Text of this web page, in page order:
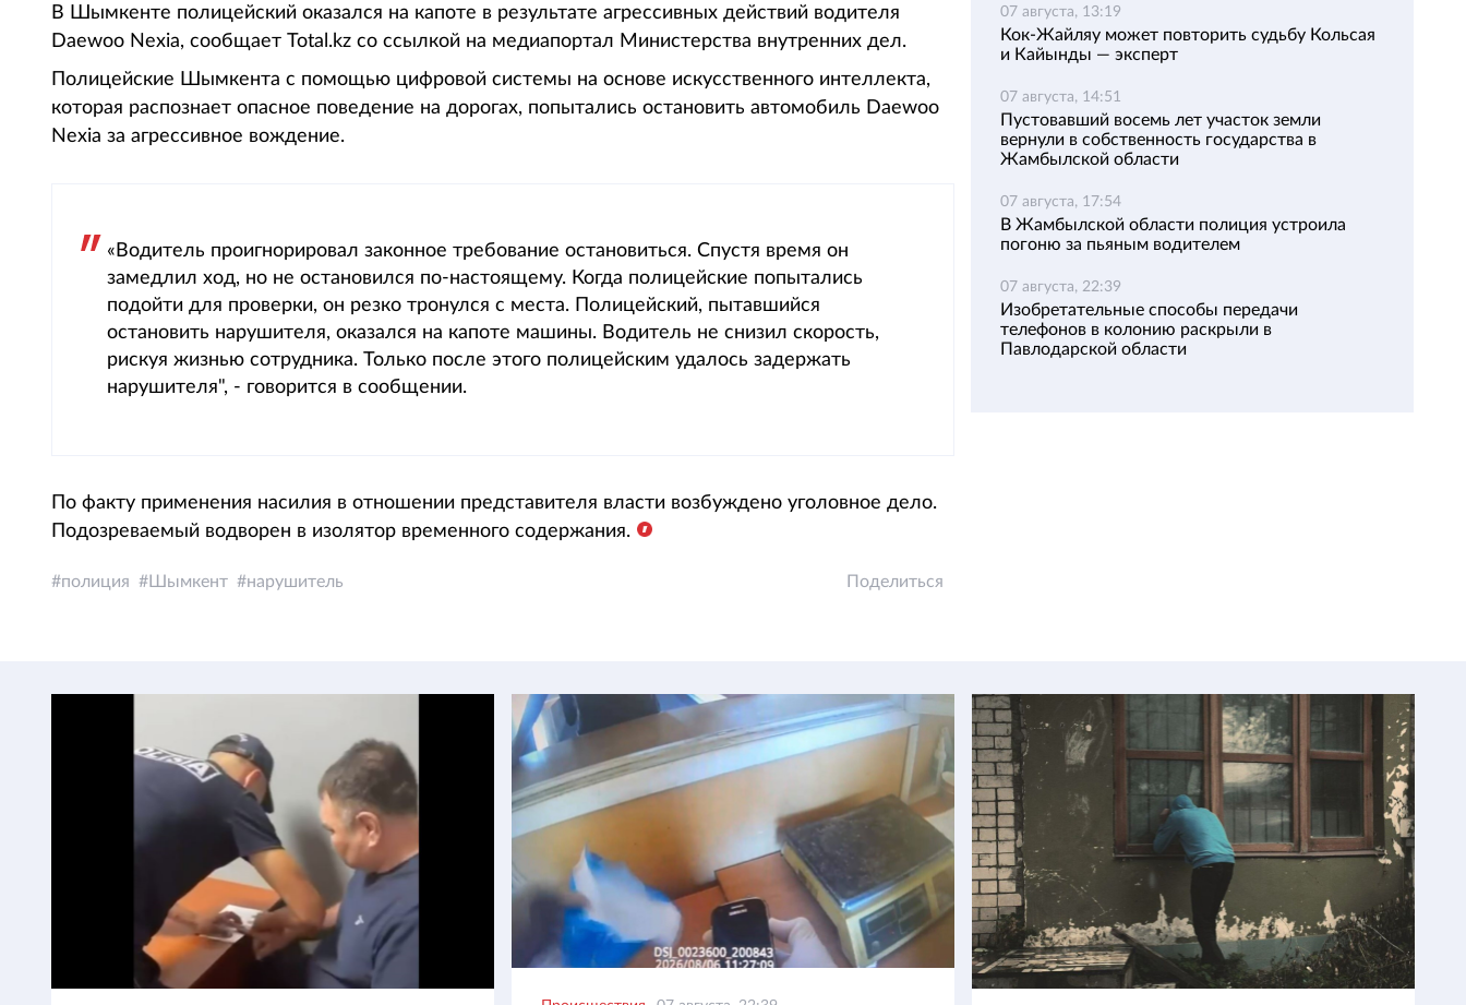
В Шымкенте полицейский оказался на капоте в результате агрессивных действий водителя
Daewoo Nexia, сообщает Total.kz со ссылкой на медиапортал Министерства внутренних дел.
Полицейские Шымкента с помощью цифровой системы на основе искусственного интеллекта,
которая распознает опасное поведение на дорогах, попытались остановить автомобиль Daewoo
Nexia за агрессивное вождение.
«Водитель проигнорировал законное требование остановиться. Спустя время он
замедлил ход, но не остановился по-настоящему. Когда полицейские попытались
подойти для проверки, он резко тронулся с места. Полицейский, пытавшийся
остановить нарушителя, оказался на капоте машины. Водитель не снизил скорость,
рискуя жизнью сотрудника. Только после этого полицейским удалось задержать
нарушителя", - говорится в сообщении.
По факту применения насилия в отношении представителя власти возбуждено уголовное дело.
Подозреваемый водворен в изолятор временного содержания.
полиция Шымкент нарушитель Поделиться
07 августа, 13:19
Кок-Жайляу может повторить судьбу Кольсая
и Кайынды — эксперт
07 августа, 14:51
Пустовавший восемь лет участок земли
вернули в собственность государства в
Жамбылской области
07 августа, 17:54
В Жамбылской области полиция устроила
погоню за пьяным водителем
07 августа, 22:39
Изобретательные способы передачи
телефонов в колонию раскрыли в
Павлодарской области